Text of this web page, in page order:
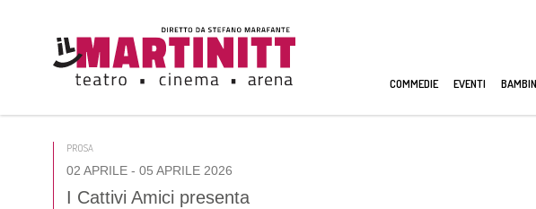
COMMEDIE EVENTI
PROSA
02 APRILE- 05 APRILE 2026
I Cattivi Amici presenta